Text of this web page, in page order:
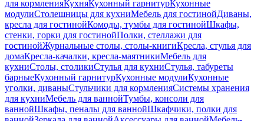
для кормленияКухняКухонный гарнитурКухонные
модулиСтолешницы для кухниМебель для гостинойДиваны,
кресла для гостинойКомоды, тумбы для гостинойШкафы,
стенки, горки для гостинойПолки, стеллажи для
гостинойЖурнальные столы, столы-книгиКресла, стулья для
домаКресла-качалки, кресла-маятникиМебель для
кухниСтолы, столикиСтулья для кухниСтулья, табуреты
барныеКухонный гарнитурКухонные модулиКухонные
уголки, диваныСтульчики для кормленияСистемы хранения
для кухниМебель для ваннойТумбы, консоли для
ваннойШкафы, пеналы для ваннойШкафчики, полки для